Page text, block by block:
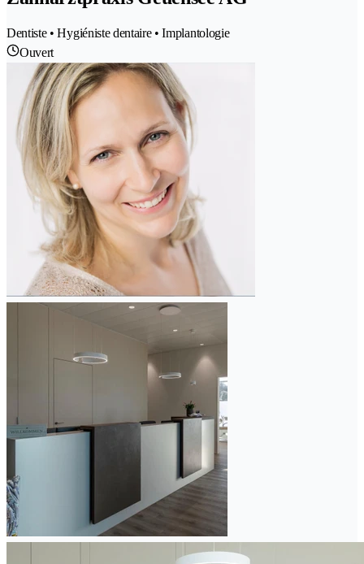
Dentiste • Hygiéniste dentaire • Implantologie
Ouvert